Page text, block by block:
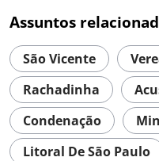
Assuntos
São Vicente
Rachadinha
Condenação
Litoral De São Paulo